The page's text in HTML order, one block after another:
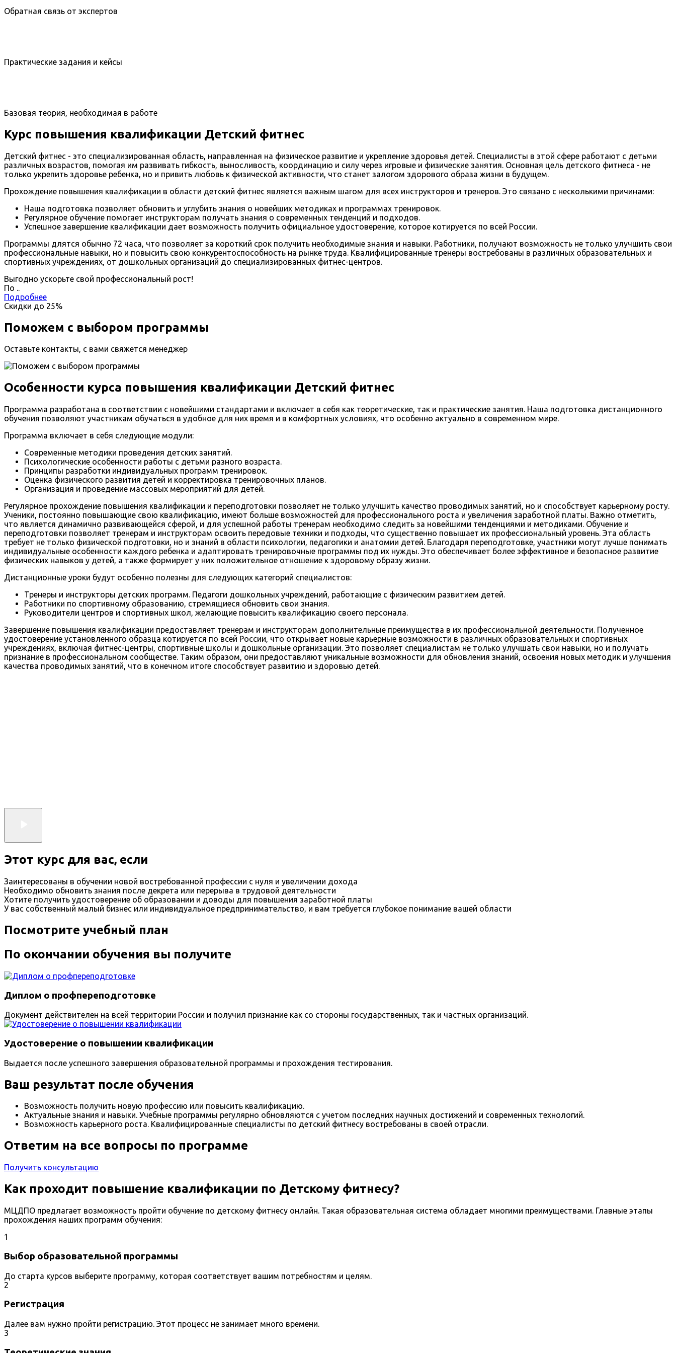
Обратная связь от экспертов
Практические задания и кейсы
Базовая теория, необходимая в работе
Курс повышения квалификации Детский фитнес
Детский фитнес - это специализированная область, направленная на физическое развитие и укрепление здоровья детей. Специалисты в этой сфере работают с детьми
различных возрастов, помогая им развивать гибкость, выносливость, координацию и силу через игровые и физические занятия. Основная цель детского фитнеса - не
только укрепить здоровье ребенка, но и привить любовь к физической активности, что станет залогом здорового образа жизни в будущем.
Прохождение повышения квалификации в области детский фитнес является важным шагом для всех инструкторов и тренеров. Это связано с несколькими причинами:
Наша подготовка позволяет обновить и углубить знания о новейших методиках и программах тренировок.
Регулярное обучение помогает инструкторам получать знания о современных тенденций и подходов.
Успешное завершение квалификации дает возможность получить официальное удостоверение, которое котируется по всей России.
Программы длятся обычно 72 часа, что позволяет за короткий срок получить необходимые знания и навыки. Работники, получают возможность не только улучшить свои
профессиональные навыки, но и повысить свою конкурентоспособность на рынке труда. Квалифицированные тренеры востребованы в различных образовательных и
спортивных учреждениях, от дошкольных организаций до специализированных фитнес-центров.
Выгодно ускорьте свой профессиональный рост!
По ..
Подробнее
Скидки до 25%
Поможем с выбором программы
Оставьте контакты, с вами свяжется менеджер
Особенности курса повышения квалификации Детский фитнес
Программа разработана в соответствии с новейшими стандартами и включает в себя как теоретические, так и практические занятия. Наша подготовка дистанционного
обучения позволяют участникам обучаться в удобное для них время и в комфортных условиях, что особенно актуально в современном мире.
Программа включает в себя следующие модули:
Современные методики проведения детских занятий.
Психологические особенности работы с детьми разного возраста.
Принципы разработки индивидуальных программ тренировок.
Оценка физического развития детей и корректировка тренировочных планов.
Организация и проведение массовых мероприятий для детей.
Регулярное прохождение повышения квалификации и переподготовки позволяет не только улучшить качество проводимых занятий, но и способствует карьерному росту.
Ученики, постоянно повышающие свою квалификацию, имеют больше возможностей для профессионального роста и увеличения заработной платы. Важно отметить,
что является динамично развивающейся сферой, и для успешной работы тренерам необходимо следить за новейшими тенденциями и методиками. Обучение и
переподготовки позволяет тренерам и инструкторам освоить передовые техники и подходы, что существенно повышает их профессиональный уровень. Эта область
требует не только физической подготовки, но и знаний в области психологии, педагогики и анатомии детей. Благодаря переподготовке, участники могут лучше понимать
индивидуальные особенности каждого ребенка и адаптировать тренировочные программы под их нужды. Это обеспечивает более эффективное и безопасное развитие
физических навыков у детей, а также формирует у них положительное отношение к здоровому образу жизни.
Дистанционные уроки будут особенно полезны для следующих категорий специалистов:
Тренеры и инструкторы детских программ. Педагоги дошкольных учреждений, работающие с физическим развитием детей.
Работники по спортивному образованию, стремящиеся обновить свои знания.
Руководители центров и спортивных школ, желающие повысить квалификацию своего персонала.
Завершение повышения квалификации предоставляет тренерам и инструкторам дополнительные преимущества в их профессиональной деятельности. Полученное
удостоверение установленного образца котируется по всей России, что открывает новые карьерные возможности в различных образовательных и спортивных
учреждениях, включая фитнес-центры, спортивные школы и дошкольные организации. Это позволяет специалистам не только улучшать свои навыки, но и получать
признание в профессиональном сообществе. Таким образом, они предоставляют уникальные возможности для обновления знаний, освоения новых методик и улучшения
качества проводимых занятий, что в конечном итоге способствует развитию и здоровью детей.
Этот курс для вас, если
Заинтересованы в обучении новой востребованной профессии с нуля и увеличении дохода
Необходимо обновить знания после декрета или перерыва в трудовой деятельности
Хотите получить удостоверение об образовании и доводы для повышения заработной платы
У вас собственный малый бизнес или индивидуальное предпринимательство, и вам требуется глубокое понимание вашей области
Посмотрите учебный план
По окончании обучения вы получите
Диплом о профпереподготовке
Документ действителен на всей территории России и получил признание как со стороны государственных, так и частных организаций.
Удостоверение о повышении квалификации
Выдается после успешного завершения образовательной программы и прохождения тестирования.
Ваш результат после обучения
Возможность получить новую профессию или повысить квалификацию.
Актуальные знания и навыки. Учебные программы регулярно обновляются с учетом последних научных достижений и современных технологий.
Возможность карьерного роста. Квалифицированные специалисты по детский фитнесу востребованы в своей отрасли.
Ответим на все вопросы по программе
Получить консультацию
Как проходит повышение квалификации по Детскому фитнесу?
МЦДПО предлагает возможность пройти обучение по детскому фитнесу онлайн. Такая образовательная система обладает многими преимуществами. Главные этапы
прохождения наших программ обучения:
1
Выбор образовательной программы
До старта курсов выберите программу, которая соответствует вашим потребностям и целям.
2
Регистрация
Далее вам нужно пройти регистрацию. Этот процесс не занимает много времени.
3